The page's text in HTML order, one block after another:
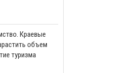
Краевые
объем
туризма